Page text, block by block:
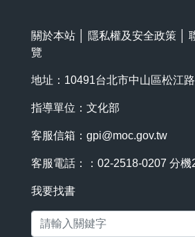
關於本站 隱私權及安全政策
覽
地址：10491台北市中山區松江
指導單位：文化部
客服信箱： gpi@moc.gov.tw
客服電話：：02-2518-0207 分機
我要找書